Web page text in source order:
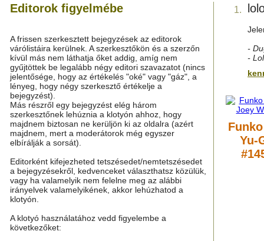
Editorok figyelmébe
A frissen szerkesztett bejegyzések az editorok
várólistáira kerülnek. A szerkesztőkön és a szerzőn
kívül más nem láthatja őket addig, amíg nem
gyűjtöttek be legalább négy editori szavazatot (nincs
jelentősége, hogy az értékelés "oké" vagy "gáz", a
lényeg, hogy négy szerkesztő értékelje a
bejegyzést).
Más részről egy bejegyzést elég három
szerkesztőnek lehúznia a klotyón ahhoz, hogy
majdnem biztosan ne kerüljön ki az oldalra (azért
majdnem, mert a moderátorok még egyszer
elbírálják a sorsát).
Editorként kifejezheted tetszésedet/nemtetszésedet
a bejegyzésekről, kedvenceket választhatsz közülük,
vagy ha valamelyik nem felelne meg az alábbi
irányelvek valamelyikének, akkor lehúzhatod a
klotyón.
A klotyó használatához vedd figyelembe a
következőket:
1.
-
-
Yu-